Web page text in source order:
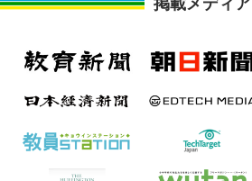
掲載メディア